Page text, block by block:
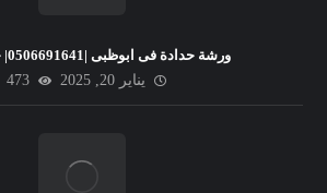
ورشة حدادة فى ابوظبى |0506691641| حداد رخيص
يناير 20, 2025
473